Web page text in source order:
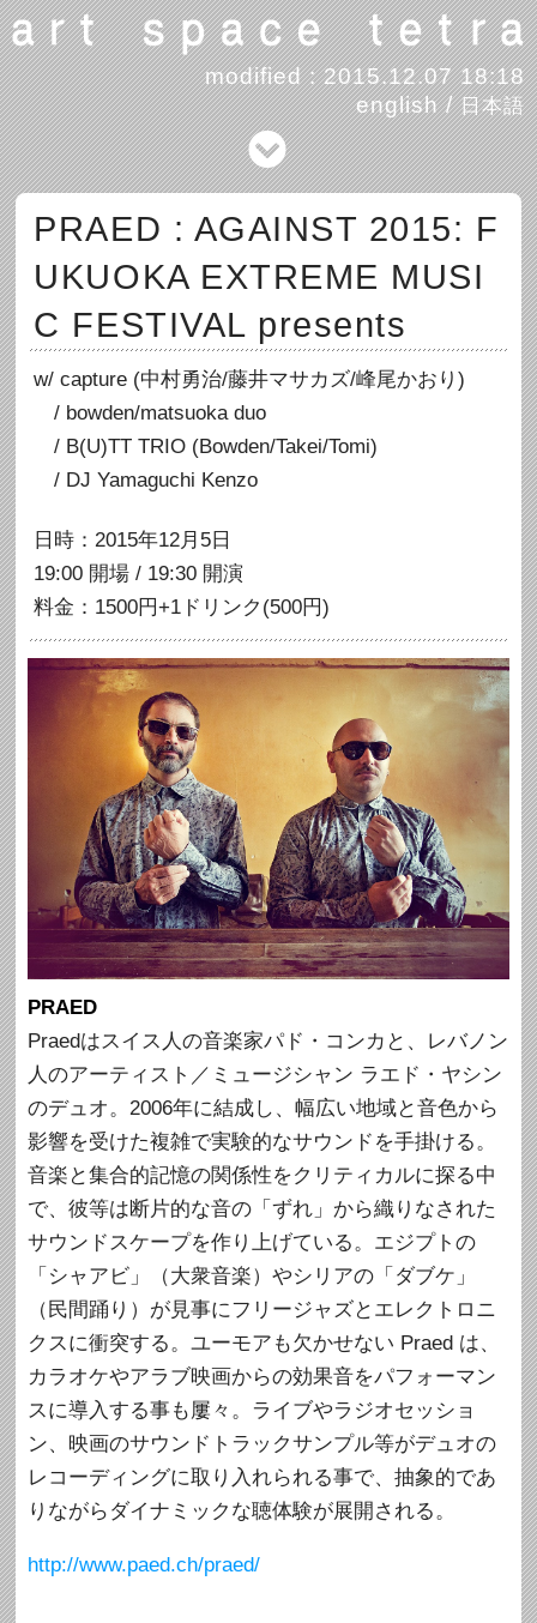
modified : 2015.12.07 18:18
english/日本語
PRAED : AGAINST 2015: F
UKUOKA EXTREME MUSI
C FESTIVAL presents
w/ capture (中村勇治/藤井マサカズ/峰尾かおり)
/ bowden/matsuoka duo
/ B(U)TT TRIO (Bowden/Takei/Tomi)
/ DJ Yamaguchi Kenzo
日時：2015年12月5日
19:00 開場 / 19:30 開演
料金：1500円+1ドリンク(500円)
PRAED
Praedはスイス人の音楽家パド・コンカと、レバノン
人のアーティスト／ミュージシャン ラエド・ヤシン
のデュオ。2006年に結成し、幅広い地域と音色から
影響を受けた複雑で実験的なサウンドを手掛ける。
音楽と集合的記憶の関係性をクリティカルに探る中
で、彼等は断片的な音の「ずれ」から織りなされた
サウンドスケープを作り上げている。エジプトの
「シャアビ」（大衆音楽）やシリアの「ダブケ」
（民間踊り）が見事にフリージャズとエレクトロニ
クスに衝突する。ユーモアも欠かせない Praed は、
カラオケやアラブ映画からの効果音をパフォーマン
スに導入する事も屢々。ライブやラジオセッショ
ン、映画のサウンドトラックサンプル等がデュオの
レコーディングに取り入れられる事で、抽象的であ
りながらダイナミックな聴体験が展開される。
http://www.paed.ch/praed/